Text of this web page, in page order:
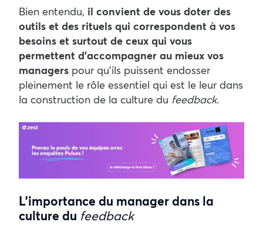
Bien entendu, il convient de vous doter des
outils et des rituels qui correspondent à vos
besoins et surtout de ceux qui vous
permettent d’accompagner au mieux vos
managers pour qu’ils puissent endosser
pleinement le rôle essentiel qui est le leur dans
la construction de la culture du feedback.
L’importance du manager dans la
culture du feedback